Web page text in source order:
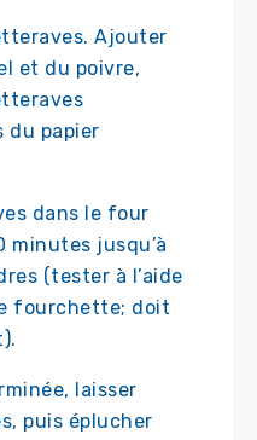
Ajouter
et du poivre,
du papier
dans le four
jusqu’à
(tester à l’aide
fourchette; doit
laisser
puis éplucher